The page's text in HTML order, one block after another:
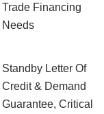
Trade Financing
Needs
Standby Letter Of
Credit & Demand
Guarantee, Critical